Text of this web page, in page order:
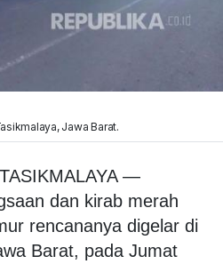
Jawa Barat.
—
dan kirab merah
rencananya digelar di
Barat, pada Jumat